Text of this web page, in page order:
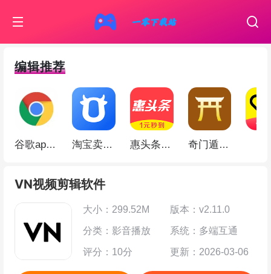
编辑推荐
谷歌app(Google Chrome) 淘宝卖家版app 惠头条app 奇门遁甲app
VN视频剪辑软件
大小：299.52M 版本：v2.11.0
分类：影音播放 系统：多端互通
评分：10分 更新：2026-03-06